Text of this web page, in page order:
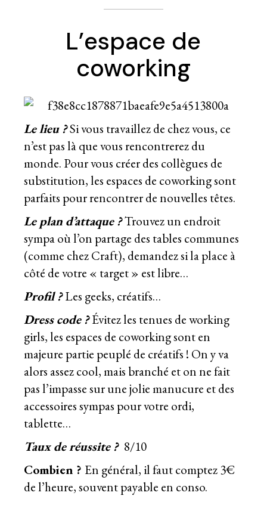
L’espace de
coworking
Le lieu ?Si vous travaillez de chez vous, ce
n’est pas là que vous rencontrerez du
monde. Pour vous créer des collègues de
substitution, les espaces de coworking sont
parfaits pour rencontrer de nouvelles têtes.
Le plan d’attaque ?Trouvez un endroit
sympa où l’on partage des tables communes
(comme chezCraft), demandez si la place à
côté de votre « target » est libre…
Profil ?Les geeks, créatifs…
Dress code ?Évitez les tenues de working
girls, les espaces de coworking sont en
majeure partie peuplé de créatifs ! On y va
alors assez cool, mais branché et on ne fait
pas l’impasse sur une jolie manucure et des
accessoires sympas pour votre ordi,
tablette…
Taux de réussite ? 8/10
Combien ? En général, il faut comptez 3€
de l’heure, souvent payable en conso.